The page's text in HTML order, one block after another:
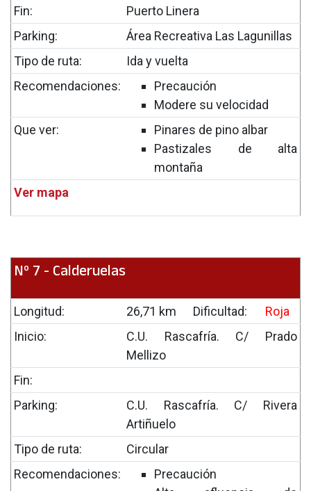
Fin:
Puerto Linera
Parking:
Área Recreativa Las Lagunillas
Tipo de ruta:
Ida y vuelta
Recomendaciones:
Precaución
Modere su velocidad
Que ver:
Pinares de pino albar
Pastizales de alta
montaña
Ver mapa
Nº 7 - Calderuelas
Longitud: 26,71 km Dificultad:
Roja
Inicio:
C.U. Rascafría. C/ Prado
Mellizo
Fin:
Parking:
C.U. Rascafría. C/ Rivera
Artiñuelo
Tipo de ruta:
Circular
Recomendaciones:
Precaución